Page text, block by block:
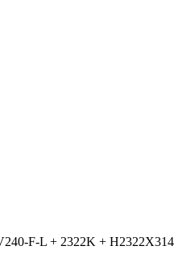
F-L + 2322K + H2322X314